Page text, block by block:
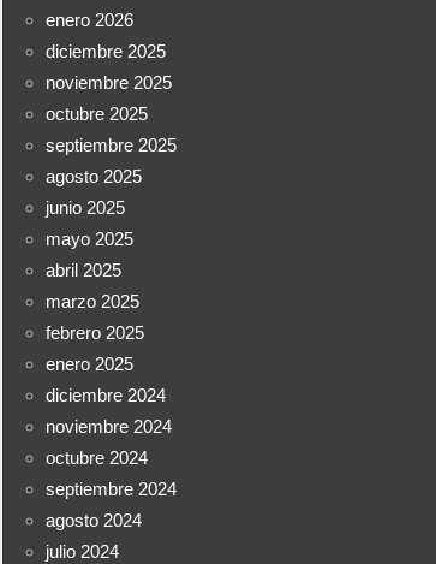
enero 2026
diciembre 2025
noviembre 2025
octubre 2025
septiembre 2025
agosto 2025
junio 2025
mayo 2025
abril 2025
marzo 2025
febrero 2025
enero 2025
diciembre 2024
noviembre 2024
octubre 2024
septiembre 2024
agosto 2024
julio 2024